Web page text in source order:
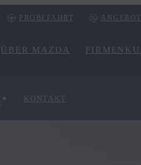
PROBEFAHRT
ÜBER MAZDA
KONTAKT